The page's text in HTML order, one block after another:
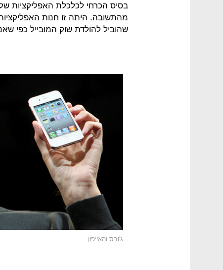
בסיס הכרחי לכלכלת האפליקציות
מהתשובה. היתה זו חנות
שהוביל להולדת שוק המובייל כפי
ג'ובס והאייפון